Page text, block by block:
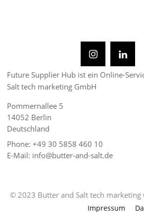
Future Supplier Hub ist ein Online-
Salt tech marketing GmbH
Pommernallee 5
14052 Berlin
Deutschland
Phone: +49 30 5858 460 10
E-Mail: info@butter-and-salt.de
© 2023 Butter and Salt tech marketing
Impressum